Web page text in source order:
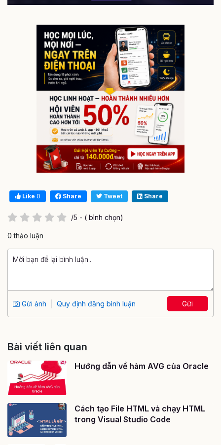
Like 0 Share Tweet Share
/5 - ( bình chọn)
0 thảo luận
Gửi ảnh Quy định đăng bình luận Gửi
Bài viết liên quan
Hướng dẫn về hàm AVG của Oracle
Cách tạo File HTML và chạy HTML
trong Visual Studio Code